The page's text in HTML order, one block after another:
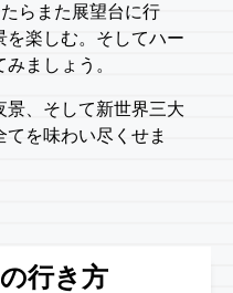
らまた展望台に行
を楽しむ。そしてハー
ましょう。
景、そして新世界三大
を味わい尽くせま
行き方